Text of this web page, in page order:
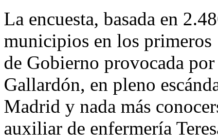
La encuesta, basada en
municipios en los primeros
de Gobierno provocada
Gallardón, en pleno
Madrid y nada más
auxiliar de enfermería